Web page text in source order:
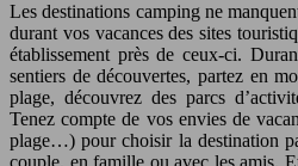
Les destinations camping ne
durant vos vacances des sites
établissement près de ceux-ci.
sentiers de découvertes, partez en
plage, découvrez des parcs
Tenez compte de vos envies de
plage…) pour choisir la destination